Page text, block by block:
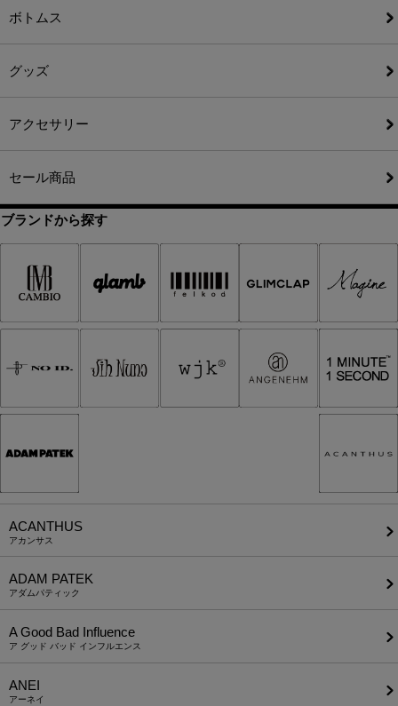
ボトムス
グッズ
アクセサリー
セール商品
ブランドから探す
ACANTHUS
アカンサス
ADAM PATEK
アダムパティック
A Good Bad Influence
ア グッド バッド インフルエンス
ANEI
アーネイ